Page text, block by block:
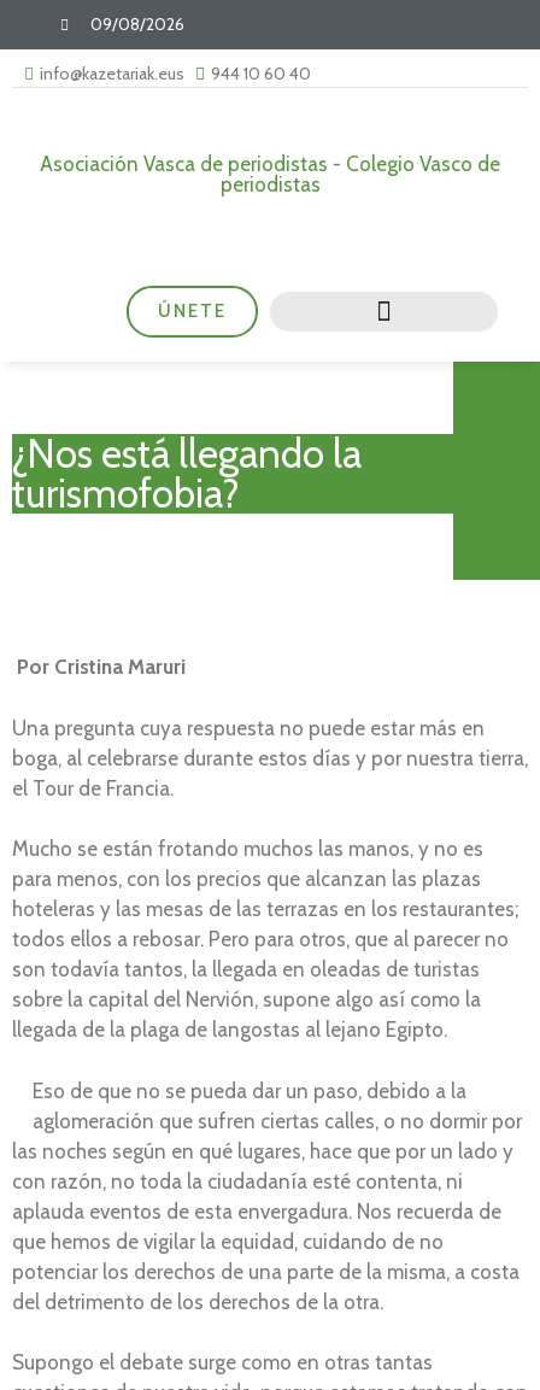
09/08/2026
info@kazetariak.eus 944 10 60 40
Asociación Vasca de periodistas - Colegio Vasco de
periodistas
ÚNETE
¿Nos está llegando la
turismofobia?
Por Cristina Maruri
Una pregunta cuya respuesta no puede estar más en
boga, al celebrarse durante estos días y por nuestra tierra,
el Tour de Francia.
Mucho se están frotando muchos las manos, y no es
para menos, con los precios que alcanzan las plazas
hoteleras y las mesas de las terrazas en los restaurantes;
todos ellos a rebosar. Pero para otros, que al parecer no
son todavía tantos, la llegada en oleadas de turistas
sobre la capital del Nervión, supone algo así como la
llegada de la plaga de langostas al lejano Egipto.
Eso de que no se pueda dar un paso, debido a la
aglomeración que sufren ciertas calles, o no dormir por
las noches según en qué lugares, hace que por un lado y
con razón, no toda la ciudadanía esté contenta, ni
aplauda eventos de esta envergadura. Nos recuerda de
que hemos de vigilar la equidad, cuidando de no
potenciar los derechos de una parte de la misma, a costa
del detrimento de los derechos de la otra.
Supongo el debate surge como en otras tantas